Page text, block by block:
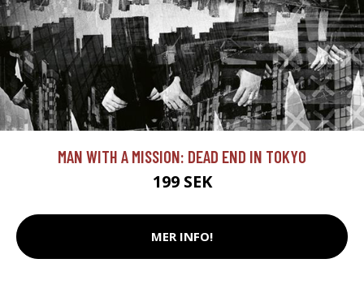
MAN WITH A MISSION: DEAD END IN TOKYO
199 SEK
MER INFO!